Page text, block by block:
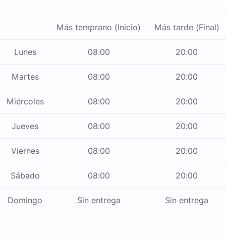
Más temprano (Inicio) Más tarde (Final)
Lunes 08:00 20:00
Martes 08:00 20:00
Miércoles 08:00 20:00
Jueves 08:00 20:00
Viernes 08:00 20:00
Sábado 08:00 20:00
Domingo Sin entrega Sin entrega